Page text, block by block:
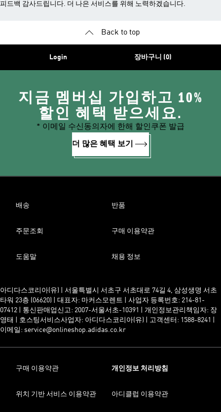
피드백 감사드립니다. 더 나은 서비스를 위해 노력하겠습니다.
Back to top
Login 장바구니 (0)
지금 멤버십 가입하고 10%
할인 혜택 받으세요.
* 이메일 수신동의자에 한해 할인쿠폰 발급
더 많은 혜택 보기
배송 반품
주문조회 구매 이용약관
도움말 채용 정보
아디다스코리아(유) | 서울특별시 서초구 서초대로 74길 4, 삼성생명 서초
타워 23층 (06620) | 대표자: 마커스모렌트 | 사업자 등록번호: 214-81-
07412 | 통신판매업신고: 2007-서울서초-10391 | 개인정보관리책임자: 장
영태 | 호스팅서비스사업자: 아디다스코리아(유) | 고객센터: 1588-8241 |
이메일: service@onlineshop.adidas.co.kr
구매 이용약관 개인정보 처리방침
위치 기반 서비스 이용약관 아디클럽 이용약관